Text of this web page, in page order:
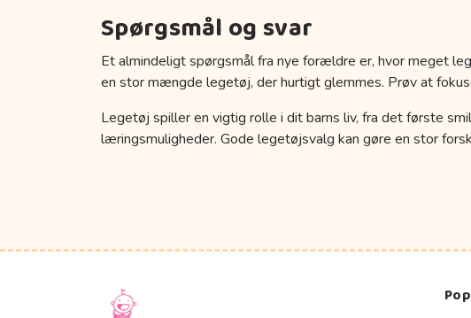
Spørgsmål og svar
Et almindeligt spørgsmål fra nye forældre er, hvor meget
en stor mængde legetøj, der hurtigt glemmes. Prøv at
Legetøj spiller en vigtig rolle i dit barns liv, fra det første
læringsmuligheder. Gode legetøjsvalg kan gøre en stor